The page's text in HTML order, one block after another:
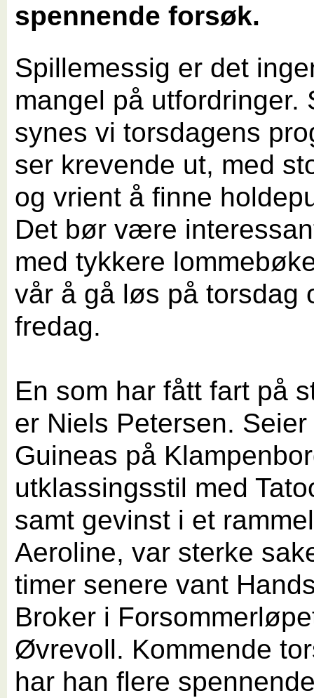
spennende forsøk.
Spillemessig er det
mangel på
synes vi torsdagens
ser krevende ut, med
og vrient å finne
Det bør være
med tykkere
vår å gå løs på torsdag
fredag.
En som har fått fart på
er Niels Petersen.
Guineas på
utklassingsstil med
samt gevinst i et
Aeroline, var sterke
timer senere vant
Broker i
Øvrevoll. Kommende
har han flere